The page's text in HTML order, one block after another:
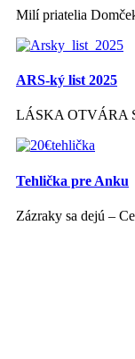
Milí priatelia
ARS-ký list 2025
LÁSKA OTVÁRA
Tehlička pre Anku
Zázraky sa dejú –